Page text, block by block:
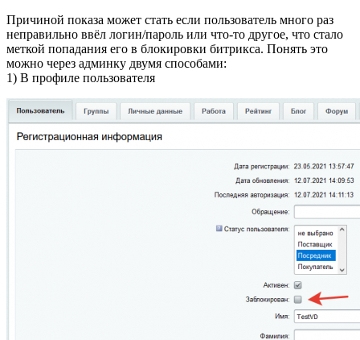
Причиной показа может стать если пользователь много раз
неправильно ввёл логин/пароль или что-то другое, что стало
меткой попадания его в блокировки битрикса. Понять это
можно через админку двумя способами:
1) В профиле пользователя